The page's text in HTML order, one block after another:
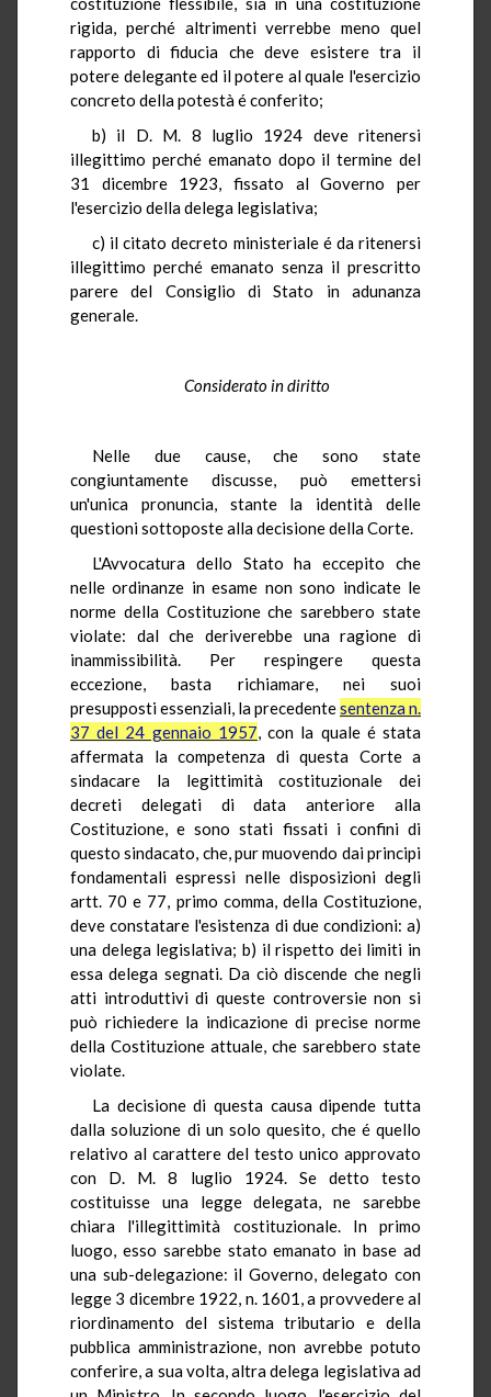
rigida, perché altrimenti verrebbe meno quel
rapporto di fiducia che deve esistere tra il
potere delegante ed il potere al quale l'esercizio
concreto della potestà é conferito;
b) il D. M. 8 luglio 1924 deve ritenersi
illegittimo perché emanato dopo il termine del
31 dicembre 1923, fissato al Governo per
l'esercizio della delega legislativa;
c) il citato decreto ministeriale é da ritenersi
illegittimo perché emanato senza il prescritto
parere del Consiglio di Stato in adunanza
generale.
Considerato in diritto
Nelle due cause, che sono state
congiuntamente discusse, può emettersi
un'unica pronuncia, stante la identità delle
questioni sottoposte alla decisione della Corte.
L'Avvocatura dello Stato ha eccepito che
nelle ordinanze in esame non sono indicate le
norme della Costituzione che sarebbero state
violate: dal che deriverebbe una ragione di
inammissibilità. Per respingere questa
eccezione, basta richiamare, nei suoi
presupposti essenziali, la precedentesentenza n.
37 del 24 gennaio 1957, con la quale é stata
affermata la competenza di questa Corte a
sindacare la legittimità costituzionale dei
decreti delegati di data anteriore alla
Costituzione, e sono stati fissati i confini di
questo sindacato, che, pur muovendo dai principi
fondamentali espressi nelle disposizioni degli
artt. 70 e 77, primo comma, della Costituzione,
deve constatare l'esistenza di due condizioni: a)
una delega legislativa; b) il rispetto dei limiti in
essa delega segnati. Da ciò discende che negli
atti introduttivi di queste controversie non si
può richiedere la indicazione di precise norme
della Costituzione attuale, che sarebbero state
violate.
La decisione di questa causa dipende tutta
dalla soluzione di un solo quesito, che é quello
relativo al carattere del testo unico approvato
con D. M. 8 luglio 1924. Se detto testo
costituisse una legge delegata, ne sarebbe
chiara l'illegittimità costituzionale. In primo
luogo, esso sarebbe stato emanato in base ad
una sub-delegazione: il Governo, delegato con
legge 3 dicembre 1922, n. 1601, a provvedere al
riordinamento del sistema tributario e della
pubblica amministrazione, non avrebbe potuto
conferire, a sua volta, altra delega legislativa ad